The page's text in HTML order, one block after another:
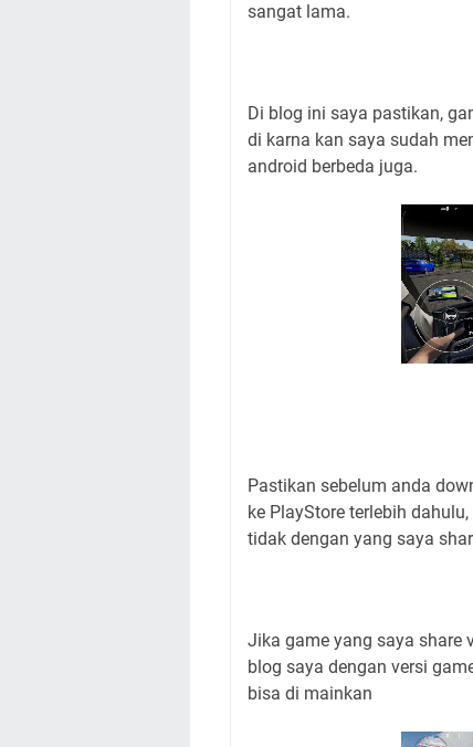
sangat lama.
Di blog ini saya pastikan,
di karna kan saya sudah
android berbeda juga.
Pastikan sebelum anda
ke PlayStore terlebih
tidak dengan yang saya
Jika game yang saya share
blog saya dengan versi
bisa di mainkan